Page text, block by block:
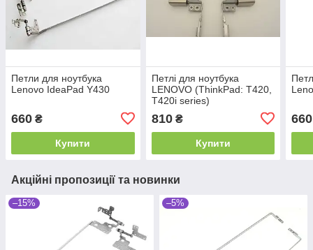
Петли для ноутбука
Lenovo IdeaPad Y430
660 ₴
Купити
Петлі для ноутбука
LENOVO (ThinkPad: T420,
T420i series)
810₴
Купити
660
Акційні пропозиції та новинки
–15% –5%